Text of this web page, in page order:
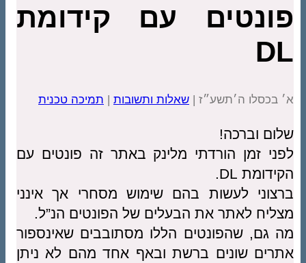
פונטים עם קידומת
DL
א׳ בכסלו ה׳תשע״ז | שאלות ותשובות | תמיכה טכנית
שלום וברכה!
לפני זמן הורדתי מלינק באתר זה פונטים עם
הקידומת DL.
ברצוני לעשות בהם שימוש מסחרי אך אינני
מצליח לאתר את הבעלים של הפונטים הנ”ל.
מה גם, שהפונטים הללו מסתובבים שאינספור
אתרים שונים ברשת ובאף אחד מהם לא ניתן